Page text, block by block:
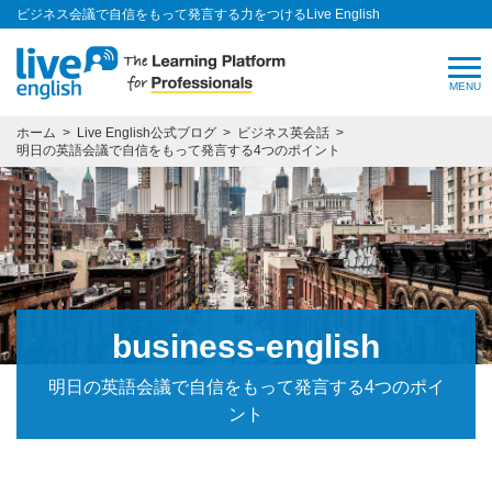
ビジネス会議で自信をもって発言する力をつけるLive English
ホーム Live English公式ブログ
ビジネス英会話
明日の英語会議で自信をもって発言する4つのポイント
business-english
明日の英語会議で自信をもって発言する4つのポイ
ント